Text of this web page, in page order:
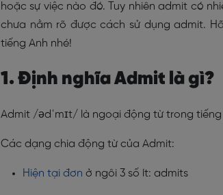
hoặc sự việc nào đó. Tuy nhiên admit có
chưa nằm rõ được cách sử dụng admit.
tiếng Anh nhé!
1. Định nghĩa Admit là gì?
Admit /ədˈmɪt/ là ngoại động từ trong
Các dạng chia động từ của Admit:
Hiện tại đơn ở ngôi 3 số ít: admits